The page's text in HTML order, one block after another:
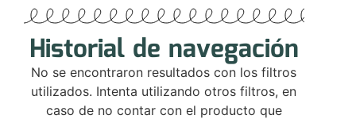
Historial de navegación
No se encontraron resultados con los filtros
utilizados. Intenta utilizando otros filtros, en
caso de no contar con el producto que